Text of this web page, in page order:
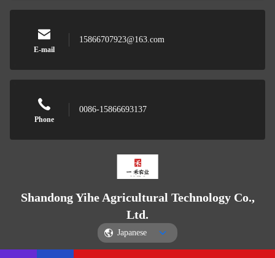
E-mail
15866707923@163.com
Phone
0086-15866693137
Shandong Yihe Agricultural Technology Co.,
Ltd.
Japanese